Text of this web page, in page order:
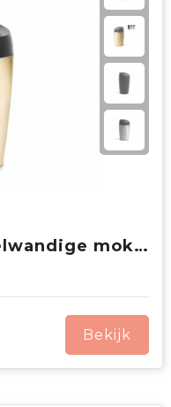
Sagaform Loke dubbelwandige mok 240ml
Bekijk